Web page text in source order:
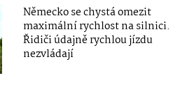
Německo se chystá omezit
maximální rychlost na silnici.
Řidiči údajně rychlou jízdu
nezvládají